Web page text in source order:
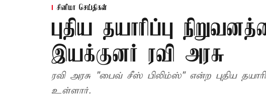
சினிமா செய்திகள்
புதிய தயாரிப்பு
இயக்குனர் ரவி அரசு
ரவி அரசு "பைவ் சீஸ் பிலிம்ஸ்" என்ற புதிய
உள்ளார்.